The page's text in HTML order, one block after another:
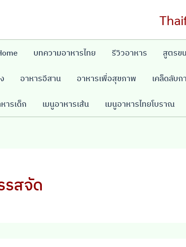
บทความอาหารไทย รีวิวอาหาร สูตรข
อาหารอีสาน อาหารเพื่อสุขภาพ เคล็ดลับก
ารเด็ก เมนูอาหารเส้น เมนูอาหารไทยโบราณ
รสจัด